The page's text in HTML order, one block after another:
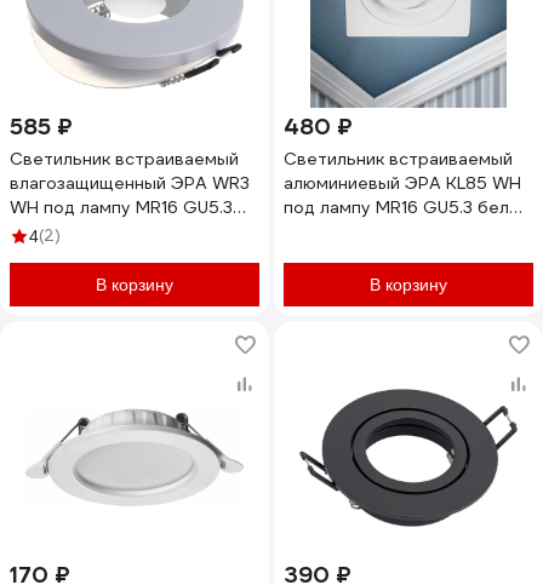
585 ₽
Светильник встраиваемый
влагозащищенный ЭРА WR3
WH под лампу MR16 GU5.3
IP44 белый Б0054368
4(2)
В корзину
480 ₽
Светильник встраиваемый
алюминиевый ЭРА KL85 WH
под лампу MR16 GU5.3 белый
В корзину
170 ₽ 390 ₽